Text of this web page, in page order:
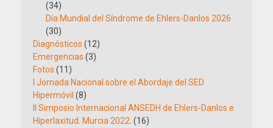
(34)
Día Mundial del Síndrome de Ehlers-Danlos 2026
(30)
Diagnósticos (12)
Emergencias (3)
Fotos (11)
I Jornada Nacional sobre el Abordaje del SED
Hipermóvil (8)
II Simposio Internacional ANSEDH de Ehlers-Danlos e
Hiperlaxitud. Murcia 2022. (16)